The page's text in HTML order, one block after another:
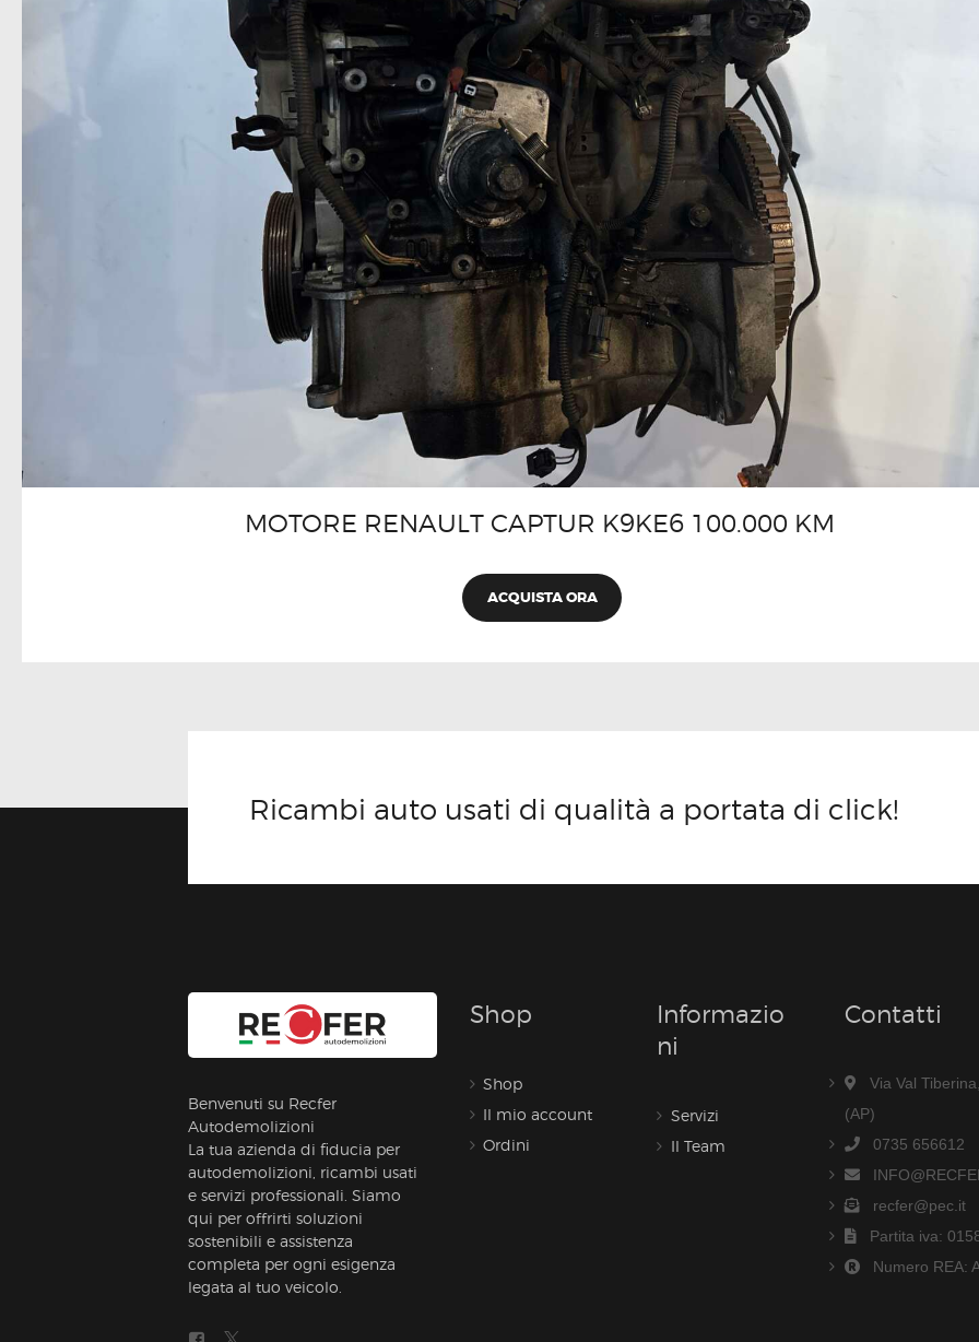
MOTORE RENAULT CAPTUR K9KE6 100.000 KM
ACQUISTA ORA
Ricambi auto usati di qualità a portata di click!
Benvenuti su Recfer
Autodemolizioni
La tua azienda di fiducia per
autodemolizioni, ricambi usati
e servizi professionali. Siamo
qui per offrirti soluzioni
sostenibili e assistenza
completa per ogni esigenza
legata al tuo veicolo.
Shop
Shop
Il mio account
Ordini
Informazio
Ni
Servizi
Il Team
Contatti
Via Val
(AP)
0735 656612
recfer@pec.it
Partita iva:
Numero REA: